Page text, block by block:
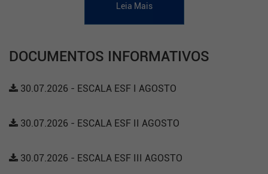
Leia Mais
DOCUMENTOS INFORMATIVOS
30.07.2026 - ESCALA ESF I AGOSTO
30.07.2026 - ESCALA ESF II AGOSTO
30.07.2026 - ESCALA ESF III AGOSTO